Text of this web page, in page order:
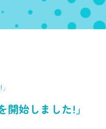
開始しました!」